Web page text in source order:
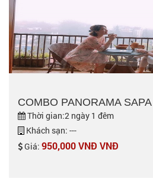
COMBO PANORAMA SAPA
Thời gian:2 ngày 1 đêm
Khách sạn: ---
Giá: 950,000 VNĐ VNĐ